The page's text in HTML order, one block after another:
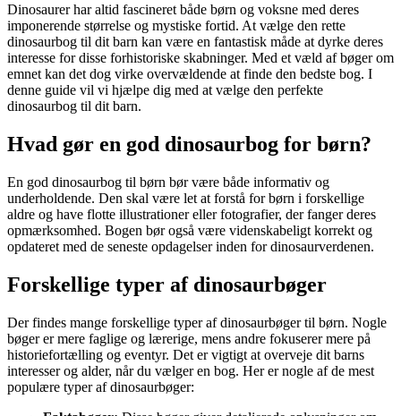
Dinosaurer har altid fascineret både børn og voksne med deres
imponerende størrelse og mystiske fortid. At vælge den rette
dinosaurbog til dit barn kan være en fantastisk måde at dyrke deres
interesse for disse forhistoriske skabninger. Med et væld af bøger om
emnet kan det dog virke overvældende at finde den bedste bog. I
denne guide vil vi hjælpe dig med at vælge den perfekte
dinosaurbog til dit barn.
Hvad gør en god dinosaurbog for børn?
En god dinosaurbog til børn bør være både informativ og
underholdende. Den skal være let at forstå for børn i forskellige
aldre og have flotte illustrationer eller fotografier, der fanger deres
opmærksomhed. Bogen bør også være videnskabeligt korrekt og
opdateret med de seneste opdagelser inden for dinosaurverdenen.
Forskellige typer af dinosaurbøger
Der findes mange forskellige typer af dinosaurbøger til børn. Nogle
bøger er mere faglige og lærerige, mens andre fokuserer mere på
historiefortælling og eventyr. Det er vigtigt at overveje dit barns
interesser og alder, når du vælger en bog. Her er nogle af de mest
populære typer af dinosaurbøger: